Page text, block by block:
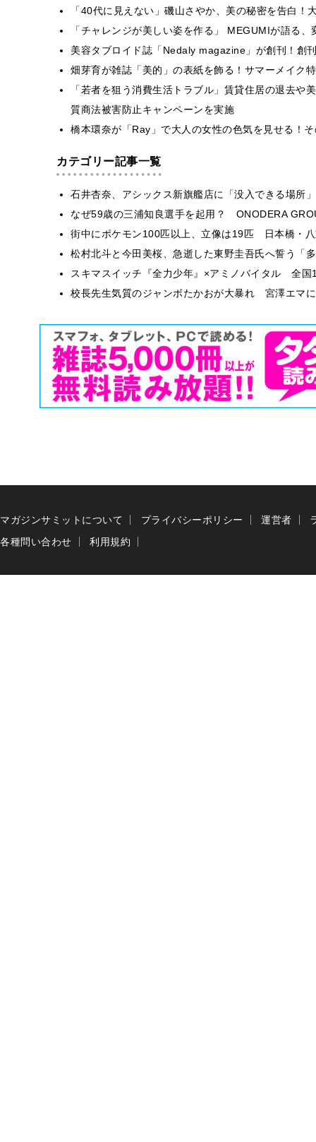
「40代に見えない」磯山さやか、美の秘密を告白！
「チャレンジが美しい姿を作る」 MEGUMIが語る
美容タブロイド誌「Nedaly magazine」が創刊！創
畑芽育が雑誌「美的」の表紙を飾る！サマーメイク
「若者を狙う消費生活トラブル」賃貸住居の退去や
質商法被害防止キャンペーンを実施
橋本環奈が「Ray」で大人の女性の色気を見せる！
カテゴリー記事一覧
石井杏奈、アシックス新旗艦店に「没入できる場所
なぜ59歳の三浦知良選手を起用？ ONODERA
街中にポケモン100匹以上、立像は19匹 日本橋・
松村北斗と今田美桜、急逝した東野圭吾氏へ誓う「
スキマスイッチ『全力少年』×アミノバイタル 全国
校長先生気質のジャンボたかおが大暴れ 宮澤エマ
マガジンサミットについて プライバシーポリシー 運営者
各種問い合わせ
利用規約